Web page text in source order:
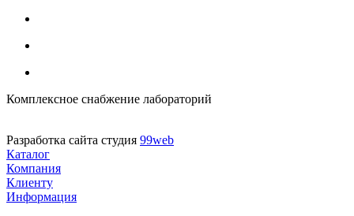
Комплексное снабжение лабораторий
Разработка сайта студия 99web
Каталог
Компания
Клиенту
Информация